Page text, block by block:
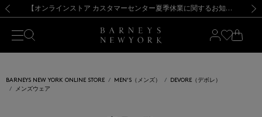
新規登録のお客様も対象！＜MY BARNEYS＞会員のお客様は11,000円（税込）以上のお買上げで常時送料無料！お買い物の際は会員登録を！
【夏季休業に伴う出荷一時停止のお知らせ】(2026.8.7) 【オンラインストア カスタマーセンター夏季休業に関するお知らせ】（2026.8.7）
【夏季休業に伴う返品・交換承り一時停止のお知らせ】（2026.8.5）
熊本県を中心とした地震の影響によるお荷物のお届けについて
【開催中】SUMMER SALEのご案内・ご注意事項 新規登録のお客様も対象！＜MY BARNEYS＞会員のお客様は11,000円（税込）以上のお買上げで常時送料無料！お買い物の際は会員登録を！
【夏季休業に伴う出荷一時停止のお知らせ】(2026.8.7)
BARNEYS NEW YORK ONLINE STORE MEN'S（メンズ）
DEVORE（デボレ）
メンズウェア